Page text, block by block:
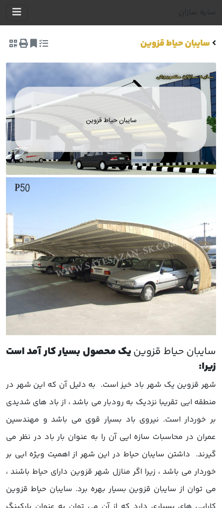
سایه سازان
سایبان حیاط قزوین
سایبان حیاط قزوینیک محصول بسیار کار آمد است
زیرا:
شهر قزوین یک شهر باد خیز است. به دلیل آن که این شهر در
منطقه ایی تقریبا نزدیک به رودبار می باشد ، از باد های شدیدی
بر خوردار است. نیروی باد بسیار قوی می باشد و مهندسین
عمران در محاسبات سازه ایی آن را به عنوان بار باد در نظر می
گیرند. داشتن سایبان حیاط در این شهر از اهمیت ویژه ایی بر
خوردار می باشد ، زیرا اگر منازل شهر قزوین دارای حیاط باشند ،
می توان از سایبان قزوین بسیار بهره برد. سایبان حیاط قزوین